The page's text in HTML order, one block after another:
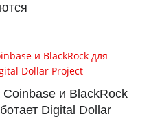
и BlackRock
Digital Dollar